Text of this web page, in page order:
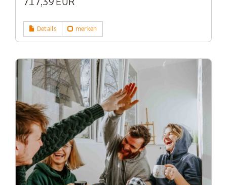
Details merken